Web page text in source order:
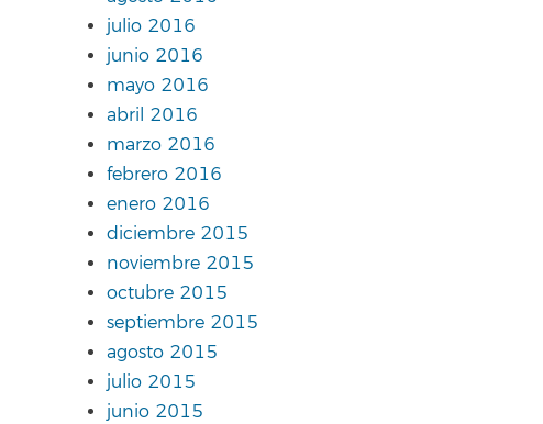
julio 2016
junio 2016
mayo 2016
abril 2016
marzo 2016
febrero 2016
enero 2016
diciembre 2015
noviembre 2015
octubre 2015
septiembre 2015
agosto 2015
julio 2015
junio 2015